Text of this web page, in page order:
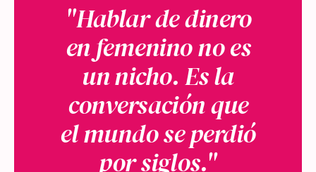
"Hablar de dinero
en femenino no es
un nicho. Es la
conversación que
el mundo se perdió
por siglos."